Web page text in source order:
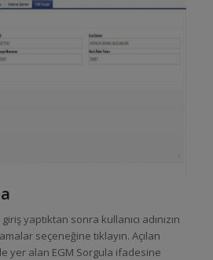
yaptıktan sonra kullanıcı adınızın
seçeneğine tıklayın. Açılan
yer alan EGM Sorgula ifadesine